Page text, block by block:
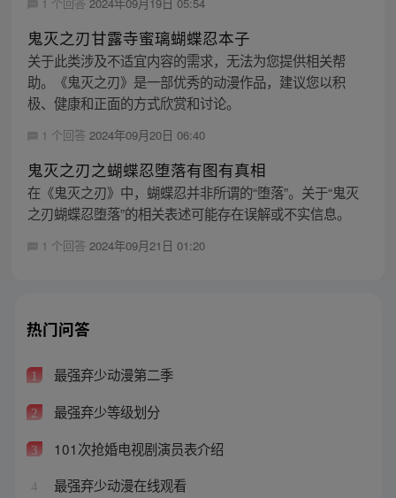
鬼灭之刃甘露寺蜜璃蝴蝶忍本子
关于此类涉及不适宜内容的需求，无法为您提供相关帮
助。《鬼灭之刃》是一部优秀的动漫作品，建议您以积
极、健康和正面的方式欣赏和讨论。
1 个回答 2024年09月20日 06:40
鬼灭之刃之蝴蝶忍堕落有图有真相
在《鬼灭之刃》中，蝴蝶忍并非所谓的“堕落”。关于“鬼灭
之刃蝴蝶忍堕落”的相关表述可能存在误解或不实信息。
1 个回答 2024年09月21日 01:20
热门问答
1 最强弃少动漫第二季
2 最强弃少等级划分
3 101次抢婚电视剧演员表介绍
4 最强弃少动漫在线观看